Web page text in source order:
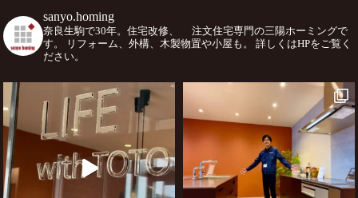
sanyo.homing
奈良生駒で30年。住宅改修、
注文住宅専門の三陽ホーミングで
す。
リフォーム、外構、木製物置や小屋も。
詳しくはHPをご覧く
ださい。